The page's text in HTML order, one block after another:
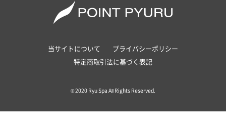
当サイトについて
プライバシーポリシー
特定商取引法に基づく表記
© 2020 Ryu Spa All Rights Reserved.